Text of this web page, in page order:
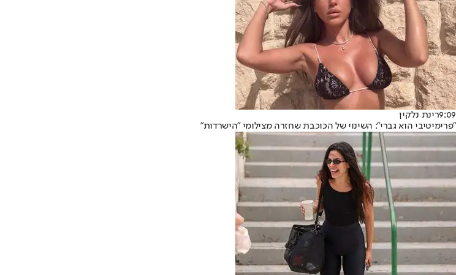
9:09רינת נלקין
"פרימיטיבי הוא גברי": השינוי של הכוכבת שחזרה מצילומי "הישרדות"